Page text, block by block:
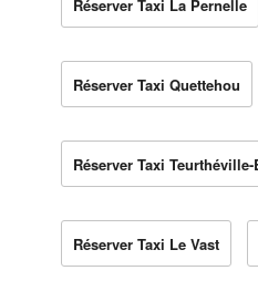
Réserver Taxi La Pernelle
Réserver Taxi Quettehou
Réserver Taxi
Réserver Taxi Le Vast